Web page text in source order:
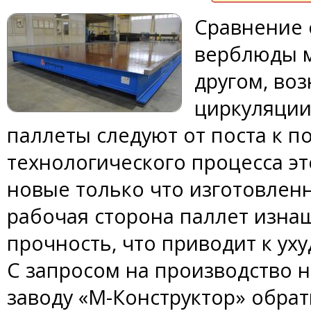
Сравнение
верблюды
другом,
паллеты следуют от поста к
технологического процесса
новые только что
рабочая сторона паллет
прочность, что приводит к
С запросом на производство
заводу «М-Конструктор»